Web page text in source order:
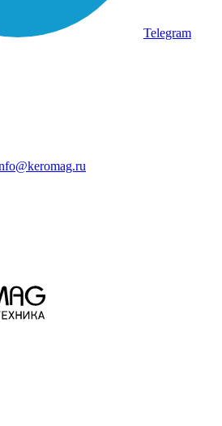
Telegram